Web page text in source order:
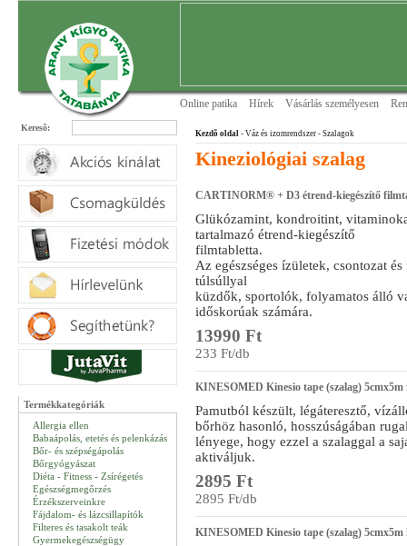
Online patika Hírek Vásárlás személyesen
Keresõ:
Termékkategóriák
Allergia ellen
Babaápolás, etetés és pelenkázás
Bőr- és szépségápolás
Bőrgyógyászat
Diéta - Fitness - Zsírégetés
Egészségmegőrzés
Érzékszerveinkre
Fájdalom- és lázcsillapítók
Filteres és tasakolt teák
Gyermekegészségügy
Kezdõ oldal - Váz és izomrendszer - Szalagok
Kineziológiai szalag
CARTINORM® + D3 étrend-kiegészítő
Glükózamint, kondroitint,
tartalmazó étrend-kiegészítő
filmtabletta.
Az egészséges ízületek, csontozat
túlsúllyal
küzdők, sportolók, folyamatos álló
időskorúak számára.
13990 Ft
233 Ft/db
KINESOMED Kinesio tape (szalag) 5cmx5m
Pamutból készült, légáteresztő,
bőrhöz hasonló, hosszúságában
lényege, hogy ezzel a szalaggal a
aktiváljuk.
2895 Ft
2895 Ft/db
KINESOMED Kinesio tape (szalag) 5cmx5m